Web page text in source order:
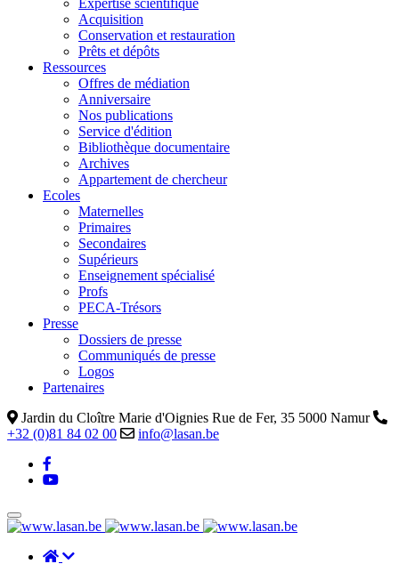
Expertise scientifique
Acquisition
Conservation et restauration
Prêts et dépôts
Ressources
Offres de médiation
Anniversaire
Nos publications
Service d'édition
Bibliothèque documentaire
Archives
Appartement de chercheur
Ecoles
Maternelles
Primaires
Secondaires
Supérieurs
Enseignement spécialisé
Profs
PECA-Trésors
Presse
Dossiers de presse
Communiqués de presse
Logos
Partenaires
Jardin du Cloître Marie d'Oignies Rue de Fer, 35 5000 Namur
+32 (0)81 84 02 00
info@lasan.be